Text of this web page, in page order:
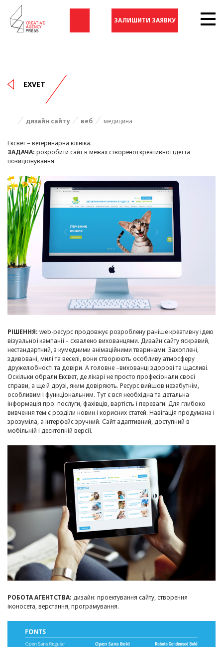
ЗАЛИШИТИ ЗАЯВКУ
EXVET
дизайн сайту веб медицина
Ексвет – ветеринарна клініка.
ЗАДАЧА: розробити сайт в межах створеної креативної ідеї та
позиціонування.
РІШЕННЯ: web-ресурс продовжує розроблену раніше креативну ідею
візуальної кампанії – схвалено вихованцями. Дизайн сайту яскравий,
нестандартний, з кумедними анімаційними тваринами. Захоплені,
здивовані, милі та веселі, вони створюють особливу атмосферу
дружелюбності та довіри. А головне –вихованці здорові та щасливі.
Оскільки обрали Ексвет, де лікарі не просто професіонали своєї
справи, а ще й друзі, яким довіряють. Ресурс вийшов незабутнім,
особливим і функціональним. Тут є вся необхідна та детальна
інформація про: послуги, фахівців, вартість і переваги. Для глибоко
вивчення тем є розділи новин і корисних статей. Навігація продумана і
зрозуміла, а інтерфейс зручний. Сайт адаптивний, доступний в
мобільній і десктопній версії.
РОБОТА АГЕНТСТВА: дизайн: проектування сайту, створення
іконосета, верстання, програмування.